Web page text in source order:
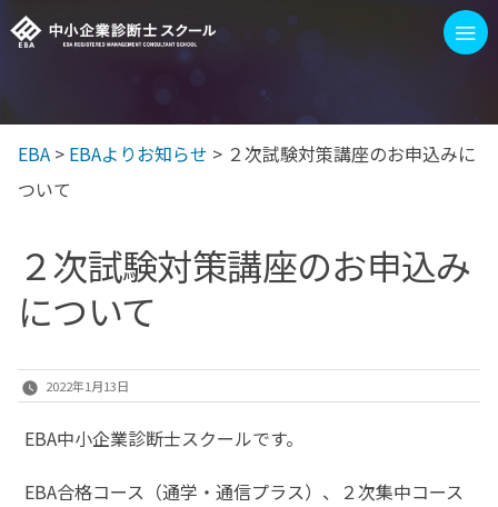
ン
≡
EBAを選ぶ3つの理由 1次/2次試験 対策イベント
100字訓練
ブログ
もっと見る
EBA > EBAよりお知らせ > ２次試験対策講座のお申込みに
ついて
２次試験対策講座のお申込み
について
2022年1月13日
EBA中小企業診断士スクールです。
EBA合格コース（通学・通信プラス）、２次集中コース